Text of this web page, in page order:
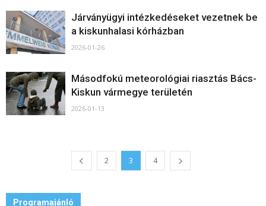
Járványügyi intézkedéseket vezetnek be
a kiskunhalasi kórházban
2026-01-26
Másodfokú meteorológiai riasztás Bács-
Kiskun vármegye területén
2026-01-13
2 3 4
Programajánló